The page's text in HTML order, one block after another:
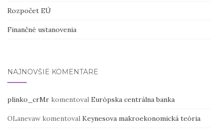
Rozpočet EÚ
Finančné ustanovenia
NAJNOVŠIE KOMENTÁRE
plinko_crMr komentoval Európska centrálna banka
OLanevaw komentoval Keynesova makroekonomická teória